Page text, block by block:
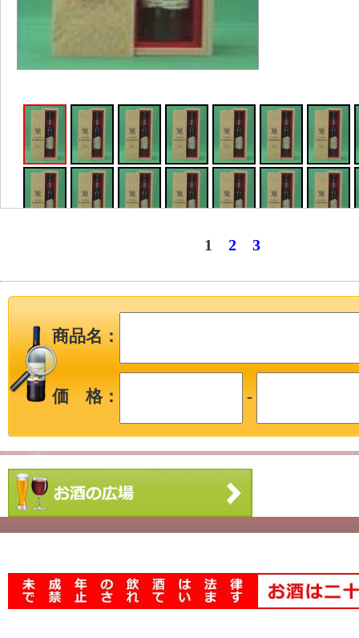
1 2 3
商品名：
価 格： -